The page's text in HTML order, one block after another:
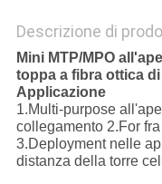
Descrizione di
Mini MTP/MPO
toppa a fibra ottica
Applicazione
1.Multi-purpose
collegamento 2.For
3.Deployment nelle
distanza della torre